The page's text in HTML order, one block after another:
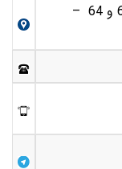
مشهد-بلوار معلم – بین معلم 62 و 64 –